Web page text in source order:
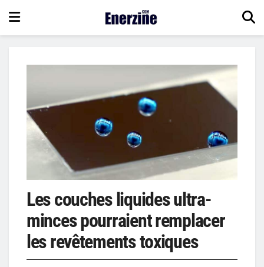
Les couches liquides ultra-
minces pourraient remplacer
les revêtements toxiques